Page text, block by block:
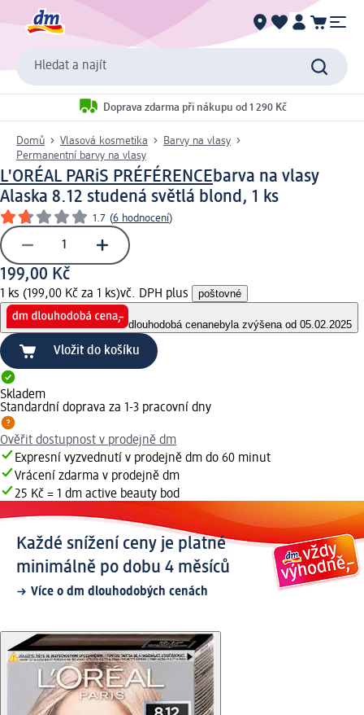
Hledat a najít
Doprava zdarma při nákupu od 1 290 Kč
Domů Vlasová kosmetika
Barvy na vlasy
Permanentní barvy na vlasy
L'ORÉAL PARiS PRÉFÉRENCEbarva na vlasy
Alaska 8.12 studená světlá blond, 1 ks
1.7 (6 hodnocení)
199,00 Kč
1 ks (199,00 Kč za 1 ks)vč. DPH plus poštovné
dlouhodobá cenanebyla zvýšena od 05.02.2025
Vložit do košíku
Skladem
Standardní doprava za 1-3 pracovní dny
Ověřit dostupnost v prodejně dm
Expresní vyzvednutí v prodejně dm do 60 minut
Vrácení zdarma v prodejně dm
25 Kč = 1 dm active beauty bod
Každé snížení ceny je platné
minimálně po dobu 4 měsíců
Více o dm dlouhodobých cenách